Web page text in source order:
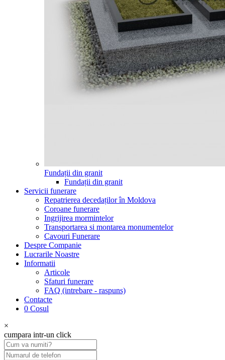
Fundații din granit
Fundații din granit
Servicii funerare
Repatrierea decedaților în Moldova
Coroane funerare
Ingrijirea mormintelor
Transportarea si montarea monumentelor
Cavouri Funerare
Despre Companie
Lucrarile Noastre
Informatii
Articole
Sfaturi funerare
FAQ (intrebare - raspuns)
Contacte
0 Cosul
×
cumpara intr-un click